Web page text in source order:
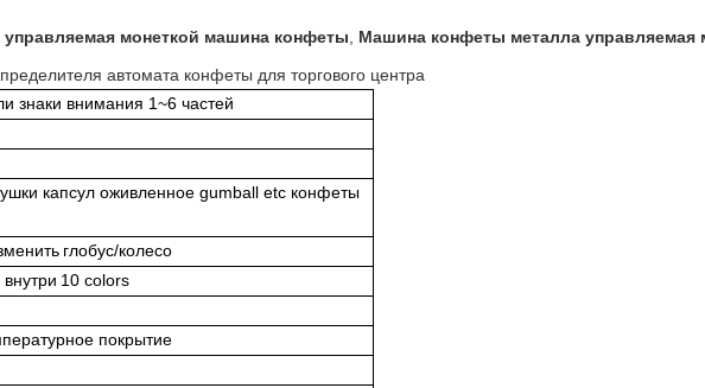
управляемая монеткой машина конфеты
Машина конфеты металла управляемая
автомата конфеты для торгового центра
знаки внимания 1~6 частей
капсул оживленное gumball etc конфеты
глобус/колесо
10 colors
покрытие